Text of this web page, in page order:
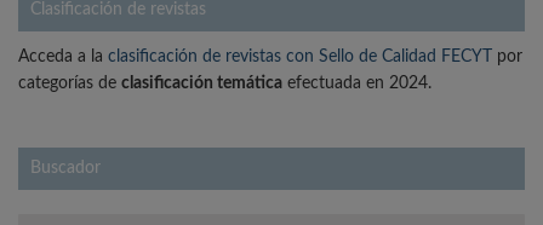
Clasificación de revistas
Acceda a la clasificación de revistas con Sello de Calidad FECYT
por
categorías de clasificación temática efectuada en 2024.
Buscador